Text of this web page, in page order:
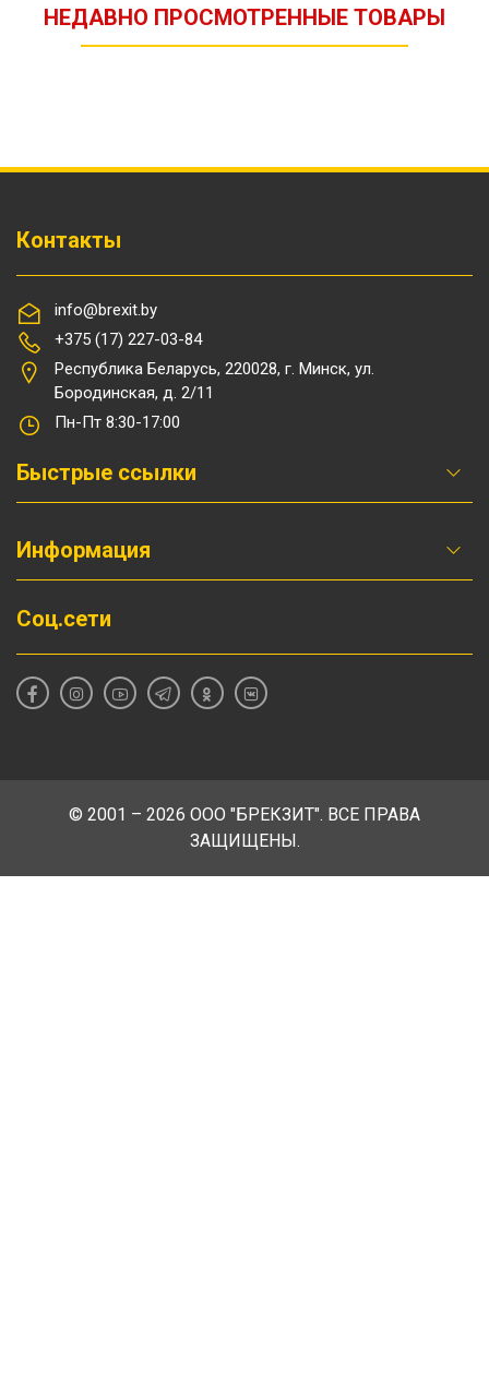
НЕДАВНО ПРОСМОТРЕННЫЕ ТОВАРЫ
Контакты
info@brexit.by
+375 (17) 227-03-84
Республика Беларусь, 220028, г. Минск, ул.
Бородинская, д. 2/11
Пн-Пт 8:30-17:00
Быстрые ссылки
Информация
Соц.сети
© 2001 – 2026 ООО "БРЕКЗИТ". ВСЕ ПРАВА
ЗАЩИЩЕНЫ.